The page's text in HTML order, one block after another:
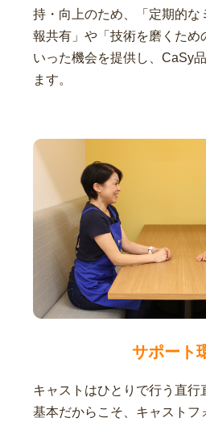
持・向上のため、「定期的な
報共有」や「技術を磨くため
いった機会を提供し、CaSy
ます。
サポート
キャストはひとりで行う直行
基本だからこそ、キャストフ